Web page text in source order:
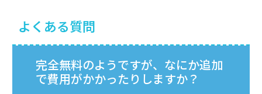
よくある質問
完全無料のようですが、なにか追加
で費用がかかったりしますか？